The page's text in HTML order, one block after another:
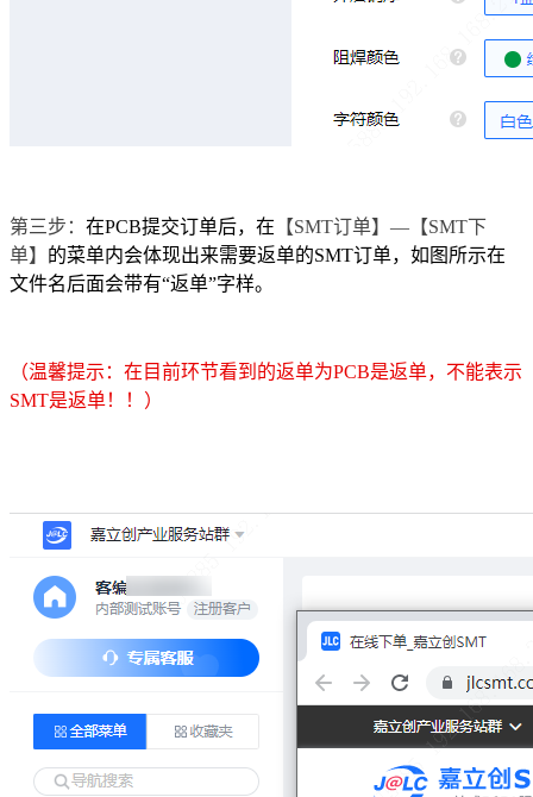
第三步： 在PCB提交订单后，在 【SMT订单】—【SMT下
单】 的菜单内会体现出来需要返单的SMT订单，如图所示在
文件名后面会带有“返单”字样。
（温馨提示：在目前环节看到的返单为PCB是返单，不能表示
SMT是返单！！）